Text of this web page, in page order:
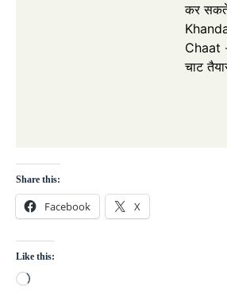
कर
Chaat
चाट
Share this:
Facebook X
Like this:
Loading…